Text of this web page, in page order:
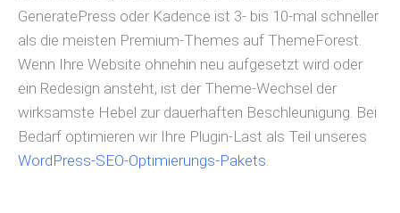
GeneratePress oder Kadence ist 3- bis 10-mal schneller
als die meisten Premium-Themes auf ThemeForest.
Wenn Ihre Website ohnehin neu aufgesetzt wird oder
ein Redesign ansteht, ist der Theme-Wechsel der
wirksamste Hebel zur dauerhaften Beschleunigung. Bei
Bedarf optimieren wir Ihre Plugin-Last als Teil unseres
WordPress-SEO-Optimierungs-Pakets